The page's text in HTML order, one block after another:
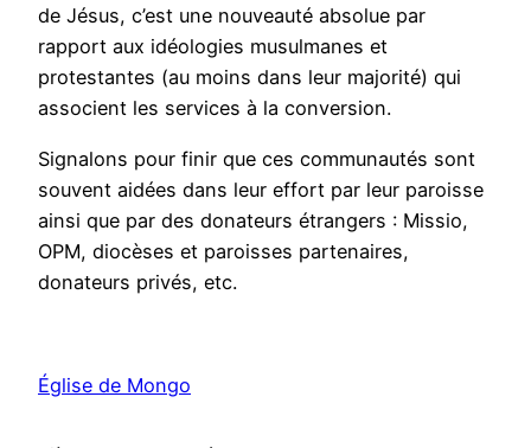
de Jésus, c’est une nouveauté absolue par
rapport aux idéologies musulmanes et
protestantes (au moins dans leur majorité) qui
associent les services à la conversion.
Signalons pour finir que ces communautés sont
souvent aidées dans leur effort par leur paroisse
ainsi que par des donateurs étrangers : Missio,
OPM, diocèses et paroisses partenaires,
donateurs privés, etc.
Église de Mongo